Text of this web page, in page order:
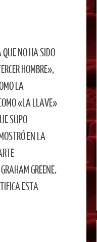
QUE NO HA SIDO
HOMBRE»,
LA
«LA LLAVE»
SUPO
EN LA
GREENE.
ESTA